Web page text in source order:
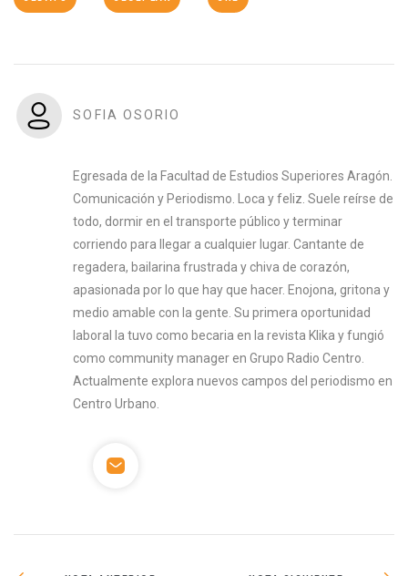
SOFIA OSORIO
Egresada de la Facultad de Estudios Superiores Aragón.
Comunicación y Periodismo. Loca y feliz. Suele reírse de
todo, dormir en el transporte público y terminar
corriendo para llegar a cualquier lugar. Cantante de
regadera, bailarina frustrada y chiva de corazón,
apasionada por lo que hay que hacer. Enojona, gritona y
medio amable con la gente. Su primera oportunidad
laboral la tuvo como becaria en la revista Klika y fungió
como community manager en Grupo Radio Centro.
Actualmente explora nuevos campos del periodismo en
Centro Urbano.